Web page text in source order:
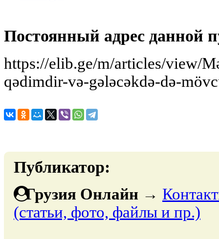
Постоянный адрес данной
https://elib.ge/m/articles/view/
qədimdir-və-gələcəkdə-də-
Публикатор:
Грузия Онлайн →
(статьи, фото, файлы и пр.)